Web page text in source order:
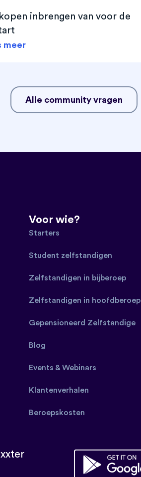
inbrengen van voor de
meer
Alle community vragen
Voor wie?
Starters
Student zelfstandigen
Zelfstandigen in bijberoep
Zelfstandigen in hoofdberoep
Gepensioneerd Zelfstandige
Blog
Events & Webinars
Klantenverhalen
Beroepskosten